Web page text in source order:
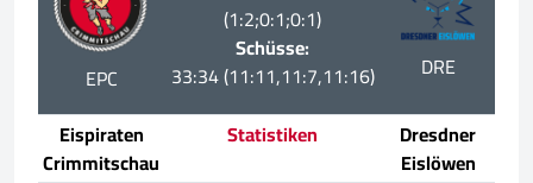
EPC
(1:2;0:1;0:1)
Schüsse:
33:34 (11:11,11:7,11:16)
DRE
Eispiraten
Crimmitschau
Statistiken
Dresdner
Eislöwen